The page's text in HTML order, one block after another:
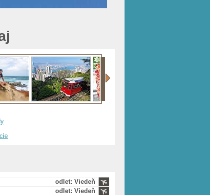
odlet: Viedeň
odlet: Viedeň